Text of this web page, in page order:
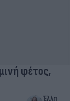
φέτος,
Έλλη